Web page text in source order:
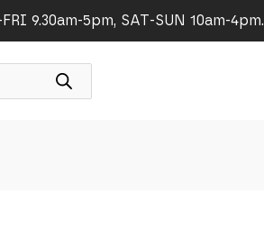
9.30am-5pm, SAT-SUN 10am-4pm.